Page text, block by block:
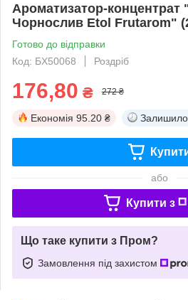
Ароматизатор-концентрат
Чорнослив Etol Frutarom"
Готово до відправки
Код: БХ50068
Роздріб
176,80 ₴ 272 ₴
Економія 95.20 ₴
або
Купити з
Що таке купити з Пром?
Замовлення під захистом